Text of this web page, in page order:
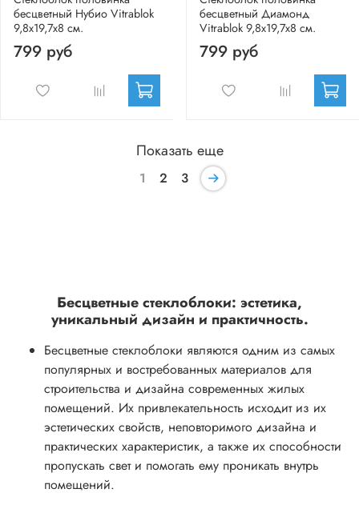
бесцветный Нубио Vitrablok
9,8x19,7x8 см.
799 руб
бесцветный Диамонд
Vitrablok 9,8x19,7x8 см.
799 руб
Показать еще
1 2 3
Бесцветные стеклоблоки: эстетика,
уникальный дизайн и практичность.
Бесцветные стеклоблоки являются одним из самых
популярных и востребованных материалов для
строительства и дизайна современных жилых
помещений. Их привлекательность исходит из их
эстетических свойств, неповторимого дизайна и
практических характеристик, а также их способности
пропускать свет и помогать ему проникать внутрь
помещений.